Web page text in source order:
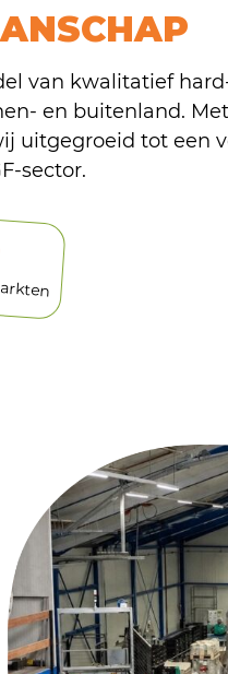
van kwalitatief
en buitenland.
uitgegroeid tot een
sector.